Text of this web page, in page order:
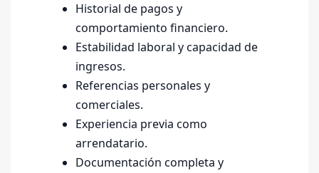
Historial de pagos y
comportamiento financiero.
Estabilidad laboral y capacidad de
ingresos.
Referencias personales y
comerciales.
Experiencia previa como
arrendatario.
Documentación completa y